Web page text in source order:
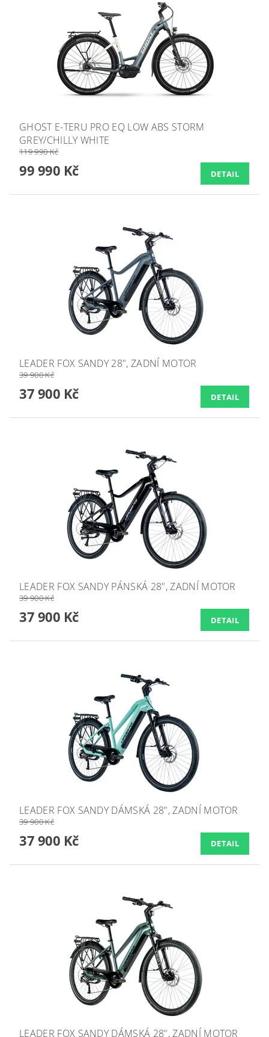
GHOST E-TERU PRO EQ LOW ABS STORM
GREY/CHILLY WHITE
119 990 Kč
99 990 Kč DETAIL
LEADER FOX SANDY 28", ZADNÍ MOTOR
39 900 Kč
37 900 Kč DETAIL
LEADER FOX SANDY PÁNSKÁ 28", ZADNÍ MOTOR
39 900 Kč
37 900 Kč DETAIL
LEADER FOX SANDY DÁMSKÁ 28", ZADNÍ MOTOR
39 900 Kč
37 900 Kč DETAIL
LEADER FOX SANDY DÁMSKÁ 28", ZADNÍ MOTOR